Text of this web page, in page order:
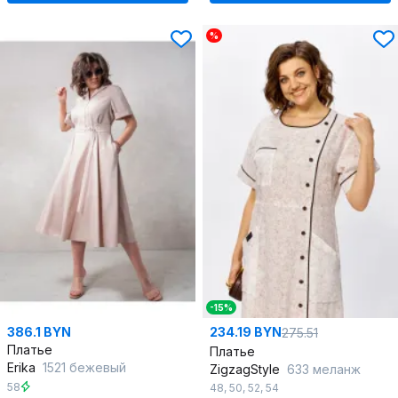
386.1 BYN
Платье
Erika 1521 бежевый
58
%
-15%
234.19 BYN275.51
Платье
ZigzagStyle 633 меланж
48, 50, 52, 54